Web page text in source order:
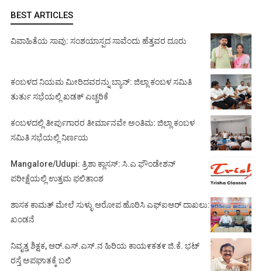
BEST ARTICLES
ವಿವಾಹಿತೆಯ ಸಾವು: ಸಂಶಯಾಸ್ಪದ ಸಾವೆಂದು ಹೆತ್ತವರ ದೂರು
ಕಂಬಳದ ನಿಯಮ ಮೀರಿದವರನ್ನು ಬ್ಯಾನ್: ಜಿಲ್ಲಾ ಕಂಬಳ ಸಮಿತಿ
ತುರ್ತು ಸಭೆಯಲ್ಲಿ ಖಡಕ್ ಎಚ್ಚರಿಕೆ
ಕಂಬಳದಲ್ಲಿ ತೀರ್ಪುಗಾರರ ತೀರ್ಮಾನವೇ ಅಂತಿಮ: ಜಿಲ್ಲಾ ಕಂಬಳ
ಸಮಿತಿ ಸಭೆಯಲ್ಲಿ ನಿರ್ಣಯ
Mangalore/Udupi: ತ್ರಿಶಾ ಕ್ಲಾಸಸ್: ಸಿ.ಎ ಫೌಂಡೇಶನ್
ಪರೀಕ್ಷೆಯಲ್ಲಿ ಉತ್ತಮ ಫಲಿತಾಂಶ
ಶಾಸಕ ಕಾಮತ್ ಮೇಲೆ ಸುಳ್ಳು ಆರೋಪ ಹೊರಿಸಿ ಎಫ್‌ಐಆರ್ ದಾಖಲು:
ಖಂಡನೆ
ನಿವೃತ್ತ ಶಿಕ್ಷಕ, ಆರ್.ಎಸ್.ಎಸ್.ನ ಹಿರಿಯ ಕಾಯ೯ಕತ೯ ಜಿ.ಕೆ. ಭಟ್
ರಸ್ತೆ ಅಪಘಾತಕ್ಕೆ ಬಲಿ